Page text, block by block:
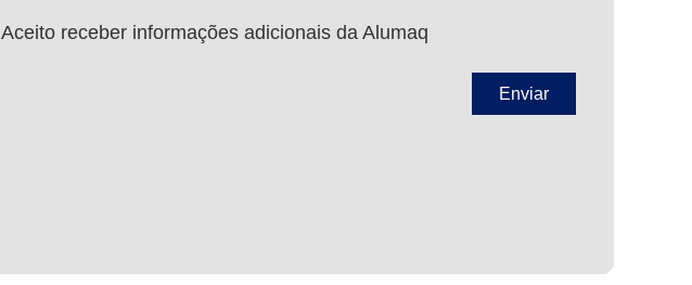
Aceito receber informações adicionais da Alumaq